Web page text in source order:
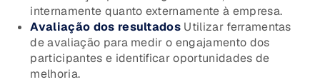
internamente quanto externamente à empresa.
Avaliação dos resultados Utilizar ferramentas
de avaliação para medir o engajamento dos
participantes e identificar oportunidades de
melhoria.